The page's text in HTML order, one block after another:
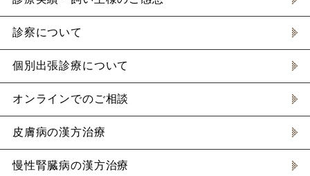
診察について
個別出張診療について
オンラインでのご相談
皮膚病の漢方治療
慢性腎臓病の漢方治療